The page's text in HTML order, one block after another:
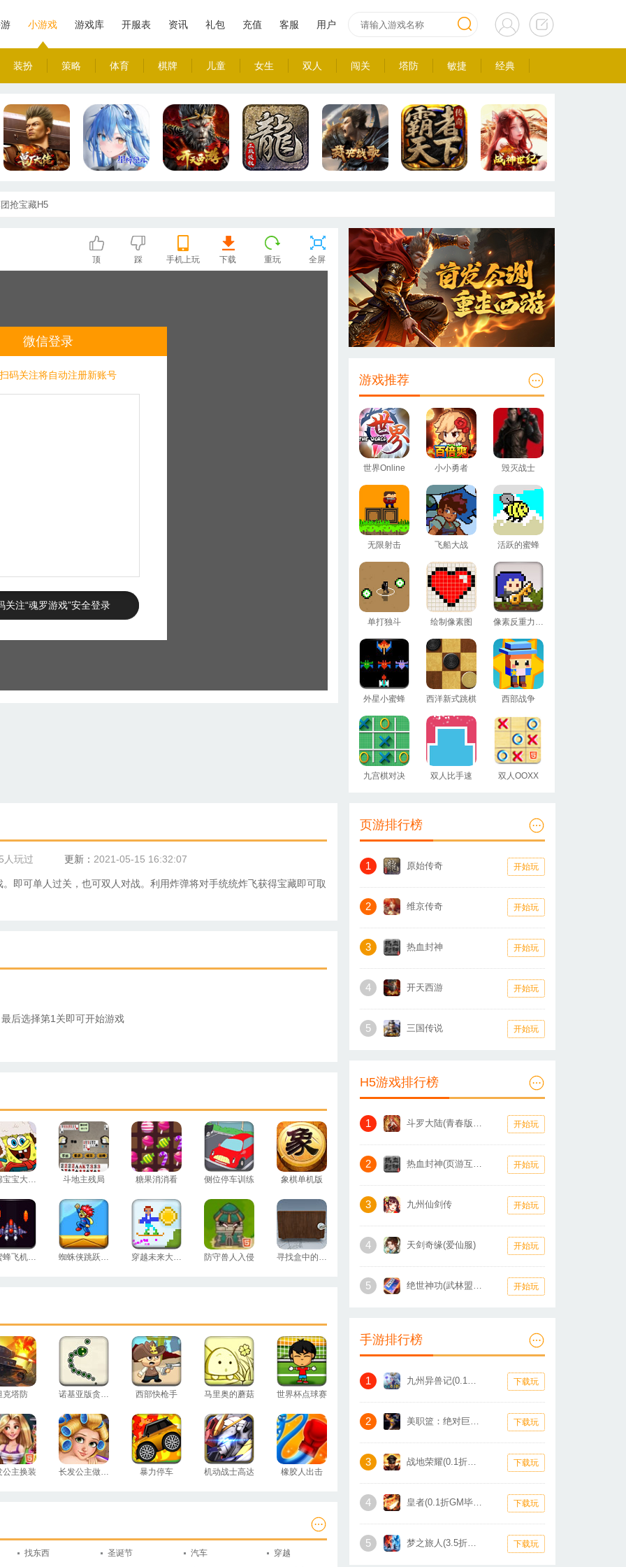
小游戏
装扮 策略 体育 棋牌 儿童 女生 双人 闯关 塔防 敏捷 经典
游戏库 开服表 资讯 礼包 充值 客服 用户
抢宝藏H5
顶 踩 手机上玩 下载 重玩 全屏
微信登录
码关注将自动注册新账号
关注“魂罗游戏”安全登录
游戏推荐
世界Online 小小勇者 毁灭战士
无限射击 飞船大战 活跃的蜜蜂
单打独斗 绘制像素图 像素反重力小怪
外星小蜜蜂 西洋新式跳棋 西部战争
九宫棋对决 双人比手速 双人OOXX
人玩过 更新： 2021-05-15 16:32:07
即可单人过关，也可双人 对战。利用炸弹将对手统统炸飞获得宝藏即可取
后选择第1关即可开始游戏
海绵宝宝大富翁 斗地主残局 糖果消消看 侧位停车训练 象棋单机版
小蜜蜂飞机大战 蜘蛛侠跳跃测试 穿越未来大冒险 防守兽人入侵 寻找盒中的秘密
克塔防 诺基亚版贪吃蛇 西部快枪手 马里奥的蘑菇 世界杯点球赛
公主换装 长发公主做护理 暴力停车 机动战士高达 橡胶人出击
找东西 圣诞节 汽车
穿越
页游排行榜
1 原始传奇 开始玩
2 维京传奇 开始玩
3 热血封神 开始玩
4 开天西游 开始玩
5 三国传说 开始玩
H5游戏排行榜
1 斗罗大陆(青春版怀旧服) 开始玩
2 热血封神(页游互通版) 开始玩
3 九州仙剑传 开始玩
4 天剑奇缘(爱仙服) 开始玩
5 绝世神功(武林盟主) 开始玩
手游排行榜
1 九州异兽记(0.1折1W免费版) 下载玩
2 美职篮：绝对巨星(0.1折卡牌) 下载玩
3 战地荣耀(0.1折扣版) 下载玩
4 皇者(0.1折GM毕业版) 下载玩
5 梦之旅人(3.5折热血霸业) 下载玩